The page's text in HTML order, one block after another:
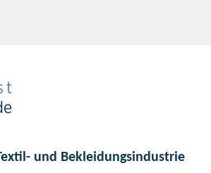
und Bekleidungsindustrie